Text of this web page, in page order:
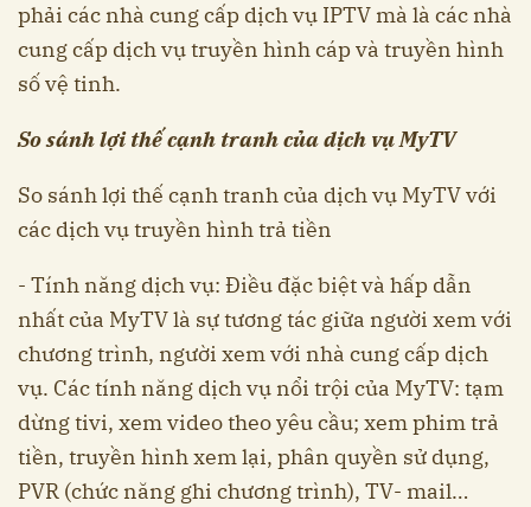
phải các nhà cung cấp dịch vụ IPTV mà là các nhà
cung cấp dịch vụ truyền hình cáp và truyền hình
số vệ tinh.
So sánh lợi thế cạnh tranh của dịch vụ MyTV
So sánh lợi thế cạnh tranh của dịch vụ MyTV với
các dịch vụ truyền hình trả tiền
- Tính năng dịch vụ: Điều đặc biệt và hấp dẫn
nhất của MyTV là sự tương tác giữa người xem với
chương trình, người xem với nhà cung cấp dịch
vụ. Các tính năng dịch vụ nổi trội của MyTV: tạm
dừng tivi, xem video theo yêu cầu; xem phim trả
tiền, truyền hình xem lại, phân quyền sử dụng,
PVR (chức năng ghi chương trình), TV- mail…